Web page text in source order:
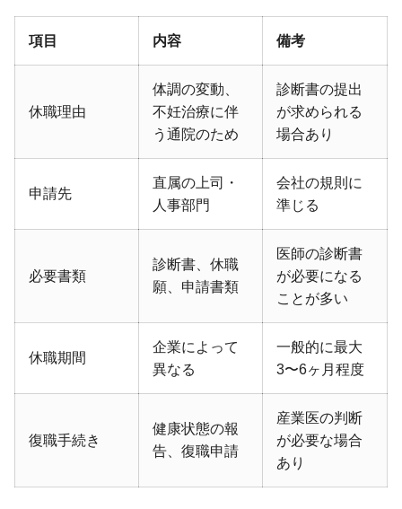
項目 内容 備考
休職理由
体調の変動、
不妊治療に伴
う通院のため
診断書の提出
が求められる
場合あり
申請先
直属の上司・
人事部門
会社の規則に
準じる
必要書類
診断書、休職
願、申請書類
医師の診断書
が必要になる
ことが多い
休職期間
企業によって
異なる
一般的に最大
3〜6ヶ月程度
復職手続き
健康状態の報
告、復職申請
産業医の判断
が必要な場合
あり